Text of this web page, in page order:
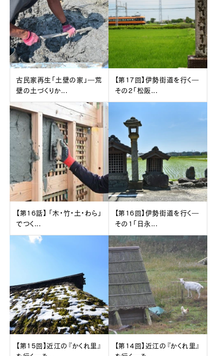
古民家再生「土壁の家」―荒
壁の土づくりか...
【第17回】伊勢街道を行く―
その2「松阪...
【第16話】 「木・竹・土・わら」
でつく...
【第16回】伊勢街道を行く―
その1「日永...
【第15回】近江の『かくれ里』
【第14回】近江の『かくれ里』